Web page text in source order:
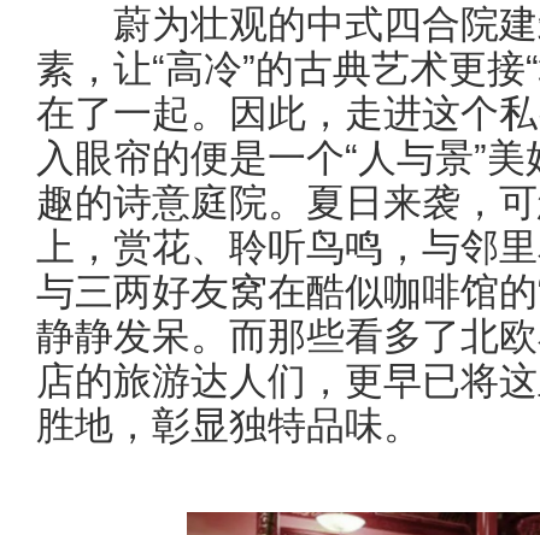
蔚为壮观的中式四合院建
素，让“高冷”的古典艺术更
在了一起。因此，走进这个
入眼帘的便是一个“人与景”
趣的诗意庭院。夏日来袭，
上，赏花、聆听鸟鸣，与邻
与三两好友窝在酷似咖啡馆
静静发呆。而那些看多了北
店的旅游达人们，更早已将
胜地，彰显独特品味。